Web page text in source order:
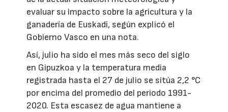
evaluar su impacto sobre la agricultura y la
ganadería de Euskadi, según explicó el
Gobierno Vasco en una nota.
Así, julio ha sido el mes más seco del siglo
en Gipuzkoa y la temperatura media
registrada hasta el 27 de julio se sitúa 2,2 °C
por encima del promedio del periodo 1991-
2020. Esta escasez de agua mantiene a